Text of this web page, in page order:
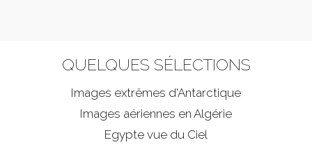
QUELQUES SÉLECTIONS
Images extrêmes d'Antarctique
Images aériennes en Algérie
Egypte vue du Ciel